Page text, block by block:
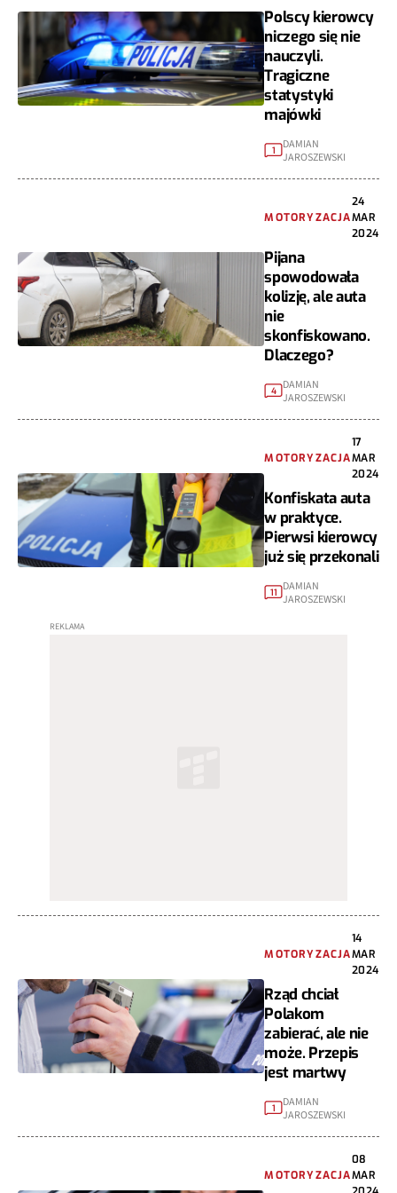
Polscy kierowcy
niczego się nie
nauczyli.
Tragiczne
statystyki
majówki
1
DAMIAN
JAROSZEWSKI
MOTORYZACJA
24
MAR
2024
Pijana
spowodowała
kolizję, ale auta
nie
skonfiskowano.
Dlaczego?
4
DAMIAN
JAROSZEWSKI
MOTORYZACJA
17
MAR
2024
Konfiskata auta
w praktyce.
Pierwsi kierowcy
już się przekonali
11
DAMIAN
JAROSZEWSKI
MOTORYZACJA
14
MAR
2024
Rząd chciał
Polakom
zabierać, ale nie
może. Przepis
jest martwy
1
DAMIAN
JAROSZEWSKI
MOTORYZACJA
08
MAR